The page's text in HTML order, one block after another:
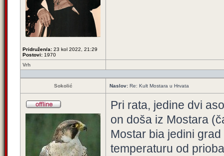
Pridružen/a: 23 kol 2022, 21:29
Postovi: 1970
Vrh
Sokolić Naslov: Re: Kult Mostara u Hrvata
Pri rata, jedine dvi
on doša iz Mostara
Mostar bia jedini
temperaturu od